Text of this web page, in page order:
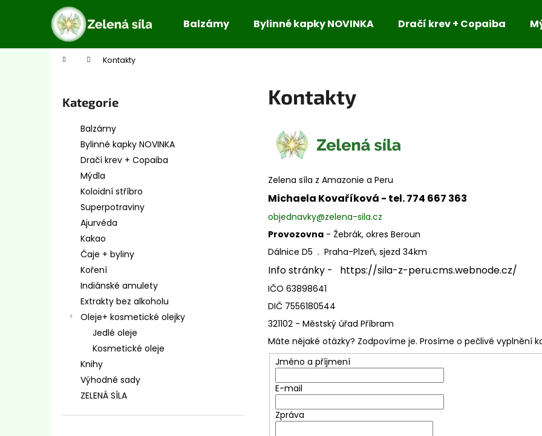
Balzámy Bylinné kapky NOVINKA Dračí krev + Copaiba
Domů Kontakty
Přeskočit
kategorie
Kategorie
Balzámy
Bylinné kapky NOVINKA
Dračí krev + Copaiba
Mýdla
Koloidní stříbro
Superpotraviny
Ajurvéda
Kakao
Čaje + byliny
Koření
Indiánské amulety
Extrakty bez alkoholu
Oleje+ kosmetické olejky
Jedlé oleje
Kosmetické oleje
Knihy
Výhodné sady
ZELENÁ SÍLA
Kontakty
Zelena síla z Amazonie a Peru
Michaela Kovaříková - tel. 774 667 363
objednavky@zelena-sila.cz
Provozovna - Žebrák, okres Beroun
Dálnice D5 . Praha-Plzeň, sjezd 34km
Info stránky - https://sila-z-peru.cms.webnode.cz/
IČO 63898641
DIČ 7556180544
321102 - Městský úřad Příbram
Máte nějaké otázky? Zodpovíme je. Prosíme o pečlivé vyplnění
Jméno a příjmení
E-mail
Zpráva
í
Zpět
do
Zpět
do
ANDSKÝ KŘÍŽ - CHAKANA BÍLÁ
200 Kč
ANDSKÝ KŘÍŘ - TYRKYS
650 Kč
KAKAOVÉ